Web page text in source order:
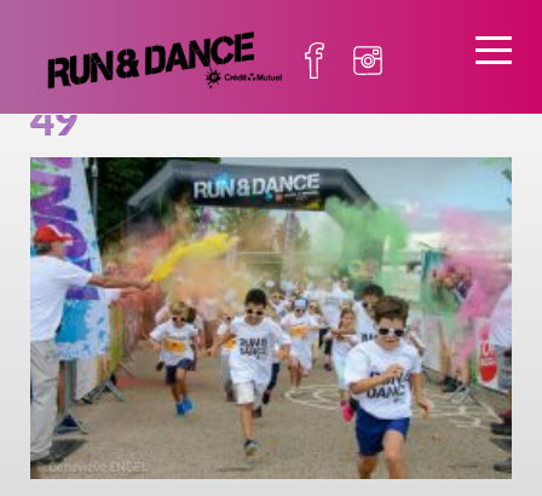
RUN AND DANCE 2022-
49